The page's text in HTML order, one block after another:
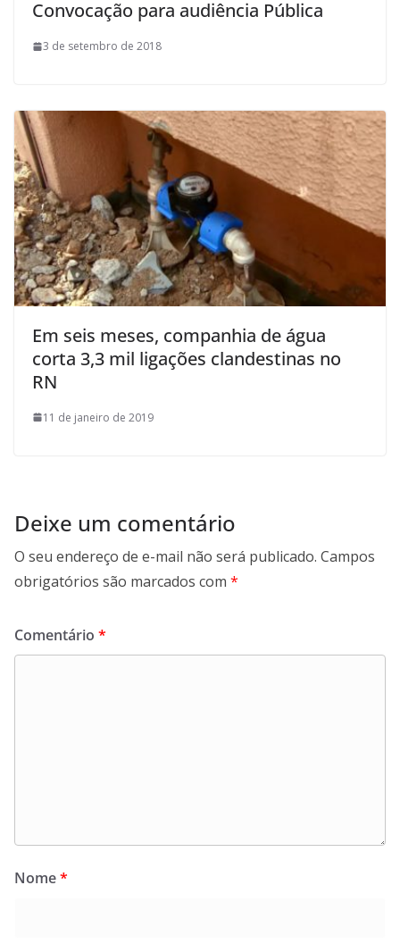
Convocação para audiência Pública
3 de setembro de 2018
Em seis meses, companhia de água
corta 3,3 mil ligações clandestinas no
RN
11 de janeiro de 2019
Deixe um comentário
O seu endereço de e-mail não será publicado. Campos
obrigatórios são marcados com *
Comentário *
Nome*